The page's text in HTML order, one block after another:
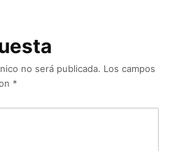
no será publicada. Los campos
*